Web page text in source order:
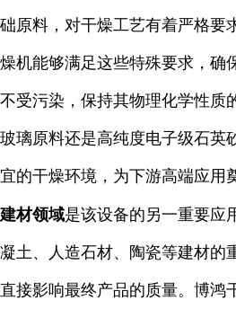
础原料，对干燥工艺有着严格要
燥机能够满足这些特殊要求，确
不受污染，保持其物理化学性质
玻璃原料还是高纯度电子级石英
宜的干燥环境，为下游高端应用
建材领域是该设备的另一重要应
凝土、人造石材、陶瓷等建材的
直接影响最终产品的质量。博鸿